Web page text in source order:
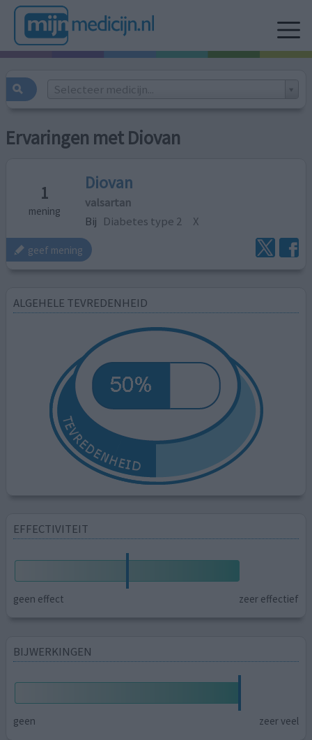
Selecteer medicijn...
Ervaringen met Diovan
1
mening
Diovan
valsartan
Bij Diabetes type 2 X
geef mening
ALGEHELE TEVREDENHEID
EFFECTIVITEIT
geen effect zeer effectief
BIJWERKINGEN
geen zeer veel